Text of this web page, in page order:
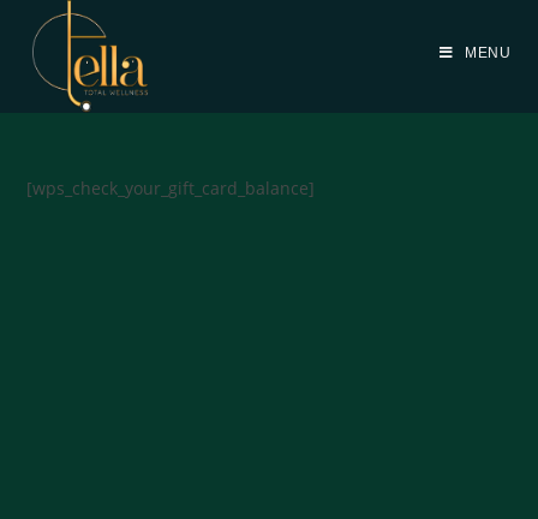
MENU
[wps_check_your_gift_card_balance]